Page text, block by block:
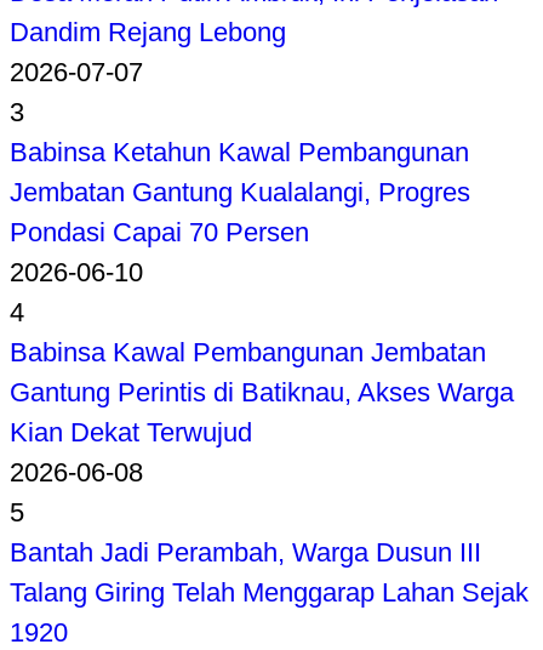
Dandim Rejang Lebong
2026-07-07
3
Babinsa Ketahun Kawal Pembangunan
Jembatan Gantung Kualalangi, Progres
Pondasi Capai 70 Persen
2026-06-10
4
Babinsa Kawal Pembangunan Jembatan
Gantung Perintis di Batiknau, Akses Warga
Kian Dekat Terwujud
2026-06-08
5
Bantah Jadi Perambah, Warga Dusun III
Talang Giring Telah Menggarap Lahan Sejak
1920